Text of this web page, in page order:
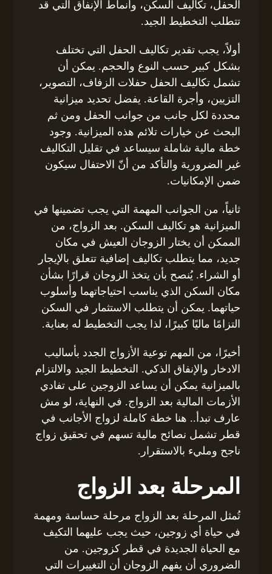
الحفل، تكاليف السكن، وأنماط الإنفاق التي قد
تتطلب التخطيط الجيد.
أولاً، يجب تقدير تكاليف الحفل التي تختلف
بشكل كبير حسب النوع والحجم. يمكن أن
تشمل تكاليف الحفل حفلات الزفاف، التصوير،
التزيين، وأجرة القاعة. يفضل تحديد ميزانية
محددة لكل جانب من جوانب الحفل ومن ثم
البحث عن خيارات تلائم هذه الميزانية. وجود
خطة مالية شاملة سيساعد في تقليل التكاليف
غير الضرورية والتأكد من أنّ الاحتفال سيكون
ضمن الإمكانيات.
ثانياً، من الجوانب المهمة التي يجب تضمينها في
الميزانية هو تكاليف السكن. بعد الزواج، من
الممكن أن يختار الزوجان العيش في مكان
جديد، مما يتطلب تكاليف إضافية تتعلق بالإيجار
أو الشراء. يُنصح بأن يتخذ الزوجان قرارًا بشأن
مكان السكن الذي يناسب احتياجاتهما وأسلوب
حياتهما. يمكن أن يتطلب الاستثمار في السكن
التزامًا ماليًا كبيرًا، لذا يجب التخطيط له بعناية.
أخيرًا، من المهم توعية الأزواج الجدد بأساليب
الادخار والإنفاق الذكي. التخطيط الجيد والالتزام
بالميزانية يمكن أن يساعد الزوجين على تفادي
الأزمات المالية بعد الزواج. في النهاية، لو مش
عارف تبدأ.. هنا خطة كاملة لزواج الأجانب في
قطر تشمل نصائح مالية تسهم في تحقيق زواج
ناجح ومليء بالاستقرار.
المرحلة بعد الزواج
تُمثل المرحلة بعد الزواج مرحلة حساسة ومهمة
في حياة أي زوجين، حيث يجب عليهما التكيف
مع الحياة الجديدة في قطر كزوجين. من
الضروري أن يفهم الزوجان أن التغييرات التي